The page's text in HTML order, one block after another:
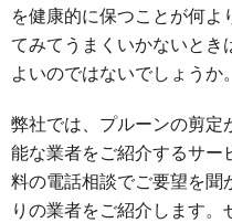
を健康的に保つことが何
てみてうまくいかないとき
よいのではないでしょうか。
弊社では、プルーンの剪
能な業者をご紹介するサ
料の電話相談でご要望を
りの業者をご紹介します